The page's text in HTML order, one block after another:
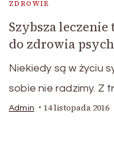
ZDROWIE
Szybsza
do zdrowia
Niekiedy są w życiu
sobie nie radzimy. Z
Admin 14 listopada 2016